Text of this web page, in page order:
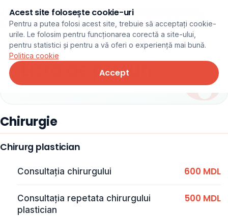
Programare online
Lista de prețuri
Chirurgie
Chirurg plastician
Consultația chirurgului 600 MDL
Consultația repetata chirurgului
plastician
500 MDL
Acest site folosește cookie-uri
Pentru a putea folosi acest site, trebuie să acceptați cookie-
urile. Le folosim pentru funcționarea corectă a site-ului,
pentru statistici și pentru a vă oferi o experiență mai bună.
Politica cookie
Accept